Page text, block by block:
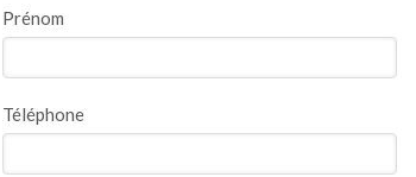
Prénom
Téléphone